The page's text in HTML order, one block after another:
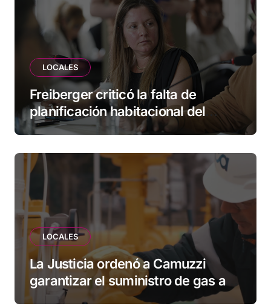
LOCALES
Freiberger criticó la falta de
planificación habitacional del
Municipio: “Vuoto deja afuera a
esperando”
LOCALES
La Justicia ordenó a Camuzzi
garantizar el suministro de gas a
una familia de Tolhuin